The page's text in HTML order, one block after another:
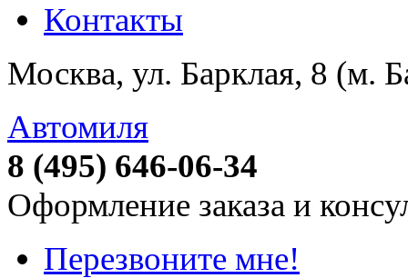
Контакты
Москва, ул. Барклая, 8 (м.
Автомиля
8 (495) 646-06-34
Оформление заказа и
Перезвоните мне!